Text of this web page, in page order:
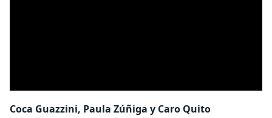
Coca Guazzini, Paula Zúñiga y Caro Quito